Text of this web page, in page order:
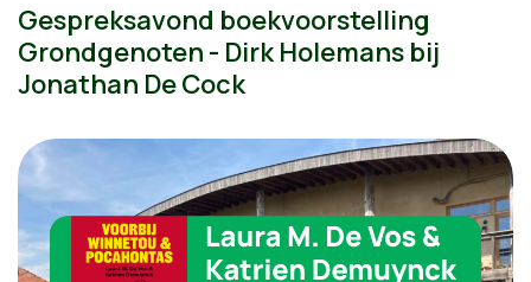
Gespreksavond boekvoorstelling
Grondgenoten - Dirk Holemans bij
Jonathan De Cock